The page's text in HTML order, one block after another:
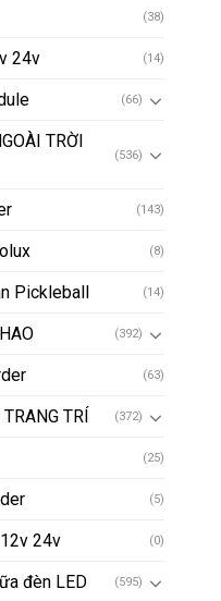
(38)
24v (14)
(66)
TRỜI
(536)
(143)
(8)
Pickleball (14)
(392)
(63)
TRÍ (372)
(25)
(5)
24v (0)
đèn LED (595)